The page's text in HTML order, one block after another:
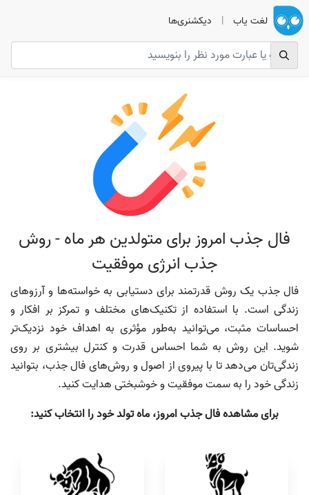
لغت یاب | دیکشنری‌ها
فال جذب امروز برای متولدین هر ماه - روش
جذب انرژی موفقیت
فال جذب یک روش قدرتمند برای دستیابی به خواسته‌ها و آرزوهای
زندگی است. با استفاده از تکنیک‌های مختلف و تمرکز بر افکار و
احساسات مثبت، می‌توانید به‌طور مؤثری به اهداف خود نزدیک‌تر
شوید. این روش به شما احساس قدرت و کنترل بیشتری بر روی
زندگی‌تان می‌دهد تا با پیروی از اصول و روش‌های فال جذب، بتوانید
زندگی خود را به سمت موفقیت و خوشبختی هدایت کنید.
برای مشاهده فال جذب امروز، ماه تولد خود را انتخاب کنید: